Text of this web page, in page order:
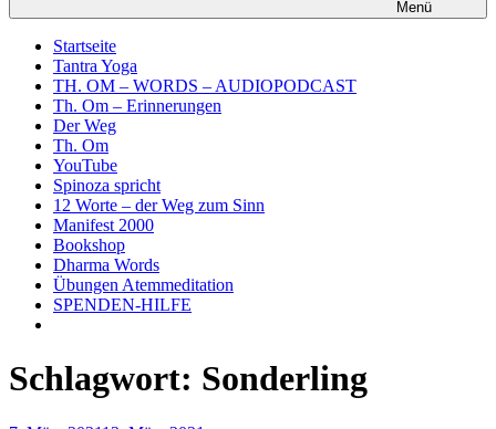
Menü
Startseite
Tantra Yoga
TH. OM – WORDS – AUDIOPODCAST
Th. Om – Erinnerungen
Der Weg
Th. Om
YouTube
Spinoza spricht
12 Worte – der Weg zum Sinn
Manifest 2000
Bookshop
Dharma Words
Übungen Atemmeditation
SPENDEN-HILFE
Schlagwort: Sonderling